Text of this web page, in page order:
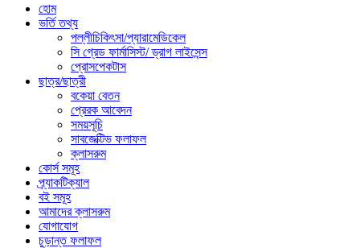
হোম
ভর্তি তথ্য
পল্লীচিকিৎসা/প্যারামেডিকেল
সি গ্রেড ফার্মাসিস্ট/ ড্রাগ লাইসেন্স
প্রোসপেকটাস
ছাত্র/ছাত্রী
বকেয়া বেতন
প্রেরক আবেদন
সময়সূচি
সাবজেক্টিভ ফলাফল
ক্লাসরুম
কোর্স সমূহ
প্র্যাকটিক্যাল
বই সমূহ
আমাদের ক্লাসরুম
যোগাযোগ
চুড়ান্ত ফলাফল